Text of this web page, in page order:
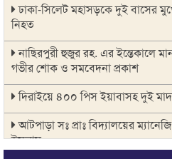
ঢাকা-সিলেট মহাসড়কে দুই বাসের
নিহত
নাছিরপুরী হুজুর রহ. এর ইন্তেকালে
গভীর শোক ও সমবেদনা প্রকাশ
দিরাইয়ে ৪০০ পিস ইয়াবাসহ দুই
আটপাড়া সঃ প্রাঃ বিদ্যালয়ের
ইসলাম